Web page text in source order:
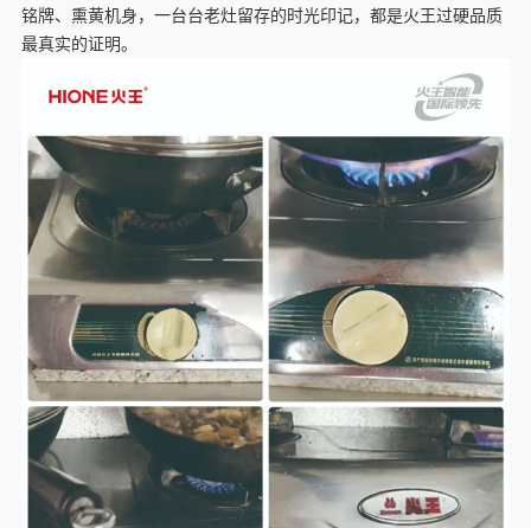
铭牌、熏黄机身，一台台老灶留存的时光印记，都是火王过硬品质
最真实的证明。